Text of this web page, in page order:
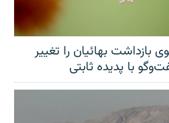
بازداشت بهائیان را تغییر
با پدیده ثابتی